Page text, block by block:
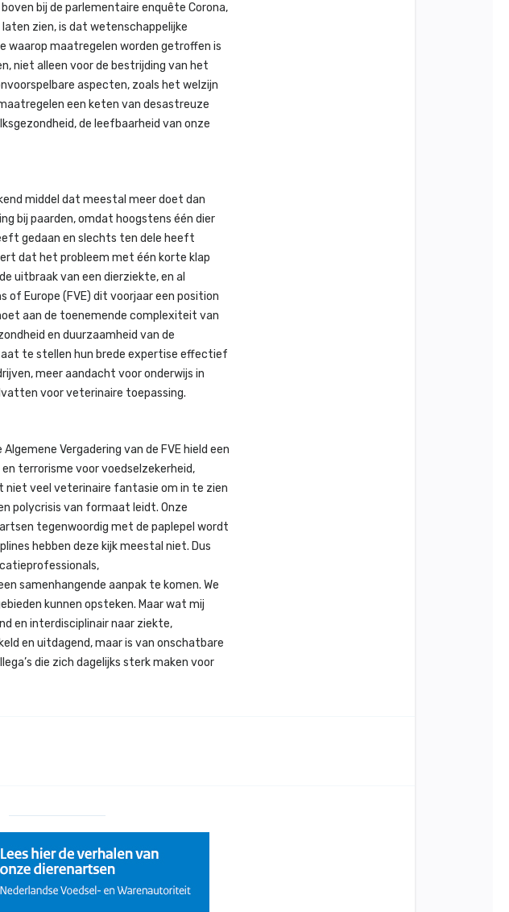
bij de parlementaire enquête Corona,
zien, is dat wetenschappelijke
waarop maatregelen worden getroffen is
niet alleen voor de bestrijding van het
aspecten, zoals het welzijn
een keten van desastreuze
de leefbaarheid van onze
middel dat meestal meer doet dan
bij paarden, omdat hoogstens één dier
gedaan en slechts ten dele heeft
dat het probleem met één korte klap
uitbraak van een dierziekte, en al
of Europe (FVE) dit voorjaar een position
aan de toenemende complexiteit van
en duurzaamheid van de
te stellen hun brede expertise effectief
meer aandacht voor onderwijs in
voor veterinaire toepassing.
Vergadering van de FVE hield een
terrorisme voor voedselzekerheid,
niet veel veterinaire fantasie om in te zien
polycrisis van formaat leidt. Onze
tegenwoordig met de paplepel wordt
hebben deze kijk meestal niet. Dus
samenhangende aanpak te komen. We
kunnen opsteken. Maar wat mij
en interdisciplinair naar ziekte,
en uitdagend, maar is van onschatbare
die zich dagelijks sterk maken voor